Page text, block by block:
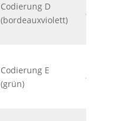
Codierung D
(bordeauxviolett)
482KB
Codierung E
(grün)
482KB